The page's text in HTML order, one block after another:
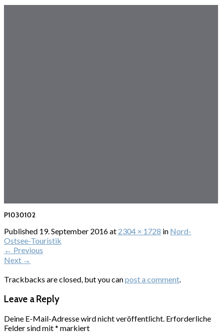
P1030102
Published 19. September 2016at 2304 × 1728 in Nord-
Ostsee-Touristik
← Previous
Next →
Trackbacks are closed, but you canpost a comment.
Leave a Reply
Deine E-Mail-Adresse wird nicht veröffentlicht. Erforderliche
Felder sind mit* markiert